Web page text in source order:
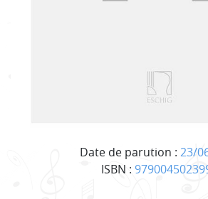
Date de parution : 23/
ISBN :